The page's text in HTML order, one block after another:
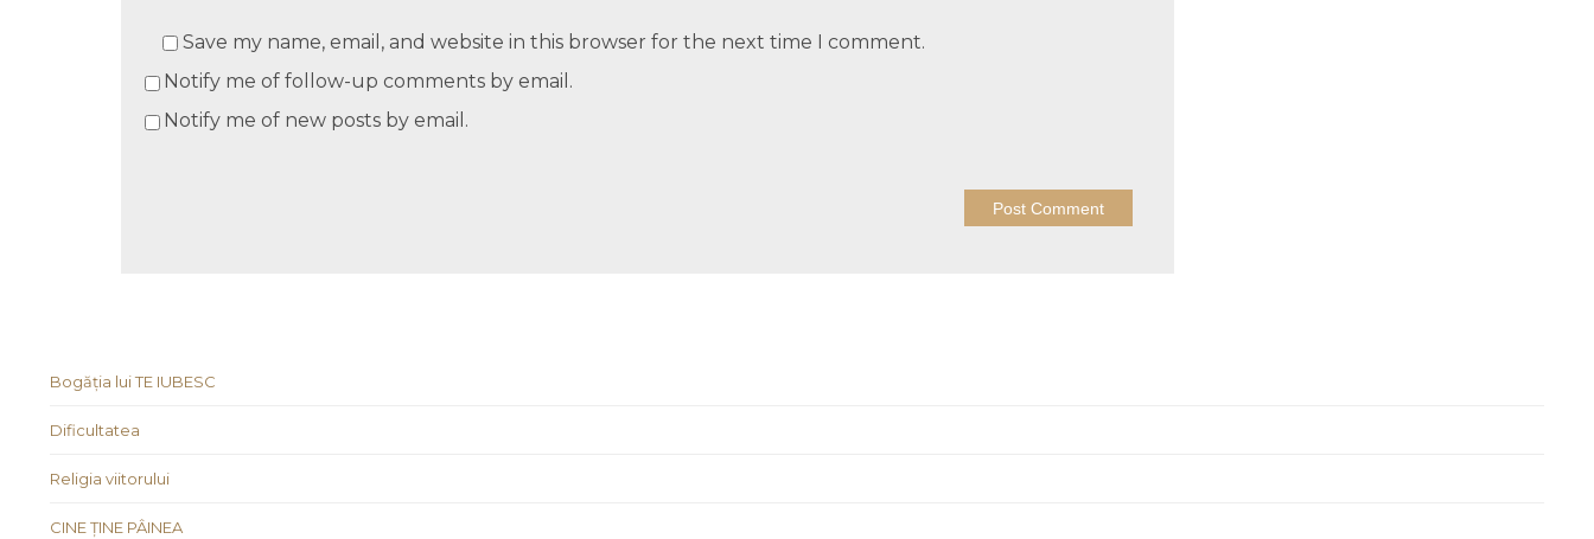
Save my name, email, and website in this browser for the next time I comment.
Notify me of follow-up comments by email.
Notify me of new posts by email.
Bogăția lui TE IUBESC
Dificultatea
Religia viitorului
CINE ȚINE PÂINEA